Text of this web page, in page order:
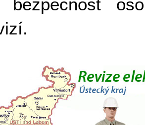
bezpečnost